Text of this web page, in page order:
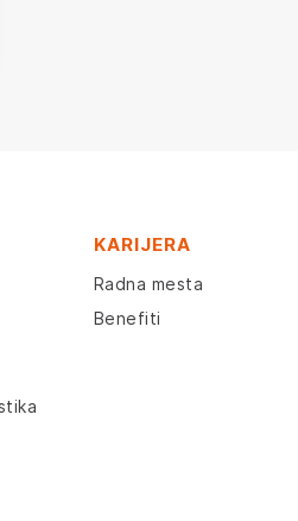
KARIJERA
Radna mesta
Benefiti